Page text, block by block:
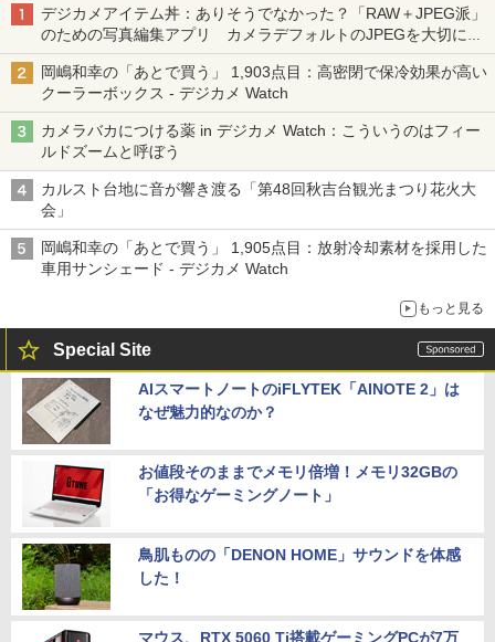
デジカメアイテム丼：ありそうでなかった？「RAW＋JPEG派」
のための写真編集アプリ カメラデフォルトのJPEGを大切にす
る「Filmator」
岡嶋和幸の「あとで買う」 1,903点目：高密閉で保冷効果が高い
クーラーボックス - デジカメ Watch
カメラバカにつける薬 in デジカメ Watch：こういうのはフィー
ルドズームと呼ぼう
カルスト台地に音が響き渡る「第48回秋吉台観光まつり花火大
会」
岡嶋和幸の「あとで買う」 1,905点目：放射冷却素材を採用した
車用サンシェード - デジカメ Watch
もっと見る
Special Site
AIスマートノートのiFLYTEK「AINOTE 2」は
なぜ魅力的なのか？
お値段そのままでメモリ倍増！メモリ32GBの
「お得なゲーミングノート」
鳥肌ものの「DENON HOME」サウンドを体感
した！
マウス、RTX 5060 Ti搭載ゲーミングPCが7万